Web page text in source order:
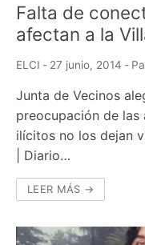
Falta de
afectan a la
ELCI - 27 junio, 2014 -
Junta de Vecinos
preocupación de las
ilícitos no los dejan
| Diario…
LEER MÁS →